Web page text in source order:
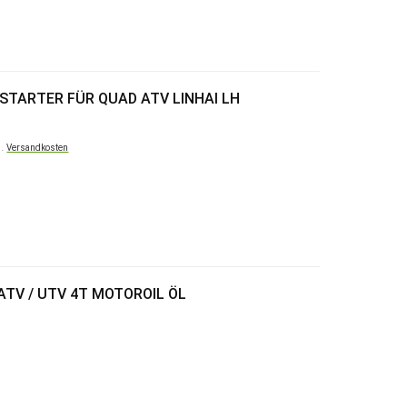
FÜR QUAD ATV LINHAI LH
Versandkosten
/ UTV 4T MOTOROIL ÖL